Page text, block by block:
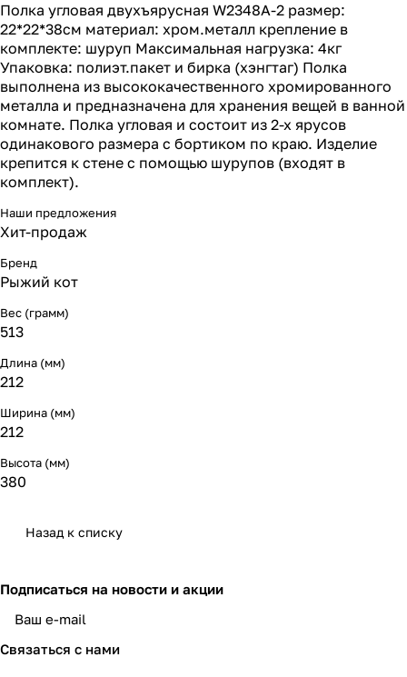
Полка угловая двухъярусная W2348A-2 размер:
22*22*38см материал: хром.металл крепление в
комплекте: шуруп Максимальная нагрузка: 4кг
Упаковка: полиэт.пакет и бирка (хэнгтаг) Полка
выполнена из высококачественного хромированного
металла и предназначена для хранения вещей в ванной
комнате. Полка угловая и состоит из 2-х ярусов
одинакового размера с бортиком по краю. Изделие
крепится к стене с помощью шурупов (входят в
комплект).
Наши предложения
Хит-продаж
Бренд
Рыжий кот
Вес (грамм)
513
Длина (мм)
212
Ширина (мм)
212
Высота (мм)
380
Назад к списку
Подписаться на новости и акции
Связаться с нами